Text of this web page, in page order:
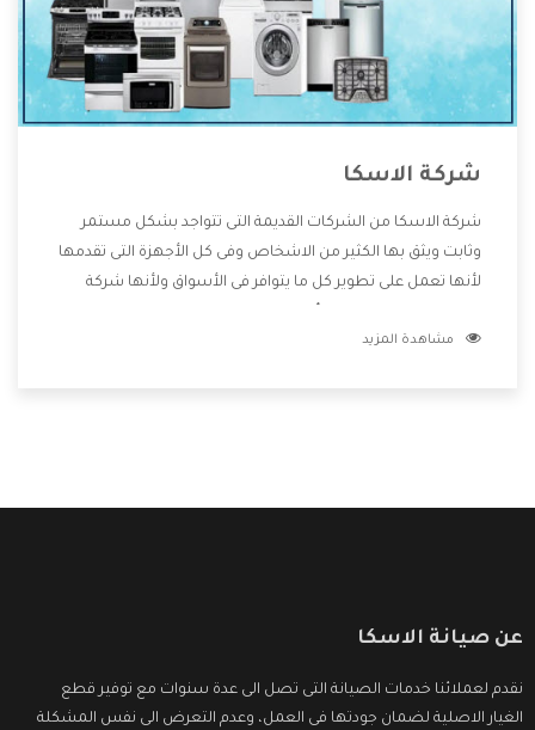
شركة الاسكا
شركة الاسكا من الشركات القديمة التى تتواجد بشكل مستمر
وثابت ويثق بها الكثير من الاشخاص وفى كل الأجهزة التى تقدمها
لأنها تعمل على تطوير كل ما يتوافر فى الأسواق ولأنها شركة
وتقدم للعملاء أقوى العروض والخصومات التى تسهل على
مشاهدة المزيد
عن صيانة الاسكا
نقدم لعملائنا خدمات الصيانة التى تصل الى عدة سنوات مع توفير قطع
الغيار الاصلية لضمان جودتها فى العمل، وعدم التعرض الى نفس المشكلة